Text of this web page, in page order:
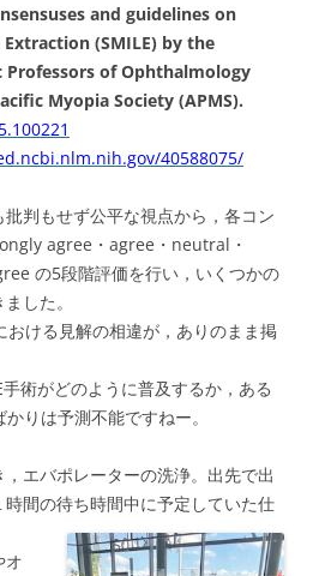
and guidelines on
(SMILE) by the
Professors of Ophthalmology
Myopia Society (APMS).
40588075/
批判もせず公平な視点から，各コン
agree・agree・neutral・
の5段階評価を行い，いくつかの
した。
ける見解の相違が，ありのまま掲
術がどのように普及するか，ある
りは予測不能ですねー。
エバポレーターの洗浄。出先で出
間の待ち時間中に予定していた仕
オ